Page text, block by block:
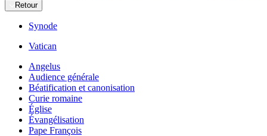
Retour
Synode
Vatican
Angelus
Audience générale
Béatification et canonisation
Curie romaine
Église
Évangélisation
Pape François